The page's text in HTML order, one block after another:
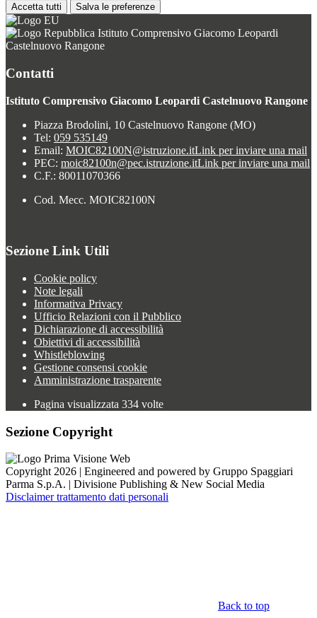
Accetta tutti Salva le preferenze
Istituto Comprensivo Giacomo Leopardi
Castelnuovo Rangone
Contatti
Istituto Comprensivo Giacomo Leopardi Castelnuovo Rangone
Piazza Brodolini, 10 Castelnuovo Rangone (MO)
Tel: 059 535149
Email: MOIC82100N@istruzione.itLink per inviare una mail
PEC: moic82100n@pec.istruzione.itLink per inviare una mail
C.F.: 80011070366
Cod. Mecc. MOIC82100N
Sezione Link Utili
Cookie policy
Note legali
Informativa Privacy
Ufficio Relazioni con il Pubblico
Dichiarazione di accessibilità
Obiettivi di accessibilità
Whistleblowing
Gestione consensi cookie
Amministrazione trasparente
Pagina visualizzata 334 volte
Sezione Copyright
Copyright 2026 | Engineered and powered by Gruppo Spaggiari
Parma S.p.A. | Divisione Publishing & New Social Media
Disclaimer trattamento dati personali
Back to top